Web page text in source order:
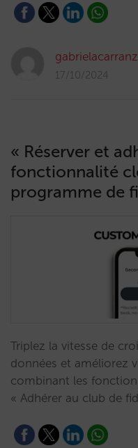
17/10/2024
« Réserver et
fonctionnalité
programme de
Triplez la vitesse de
données et améliorez
combinant les
« Adhérer au club de